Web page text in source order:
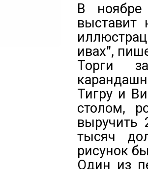
В ноябре
выставит
ивах",
Торги
Тигру и
столом,
выручить
тысяч
рисунок
Один из